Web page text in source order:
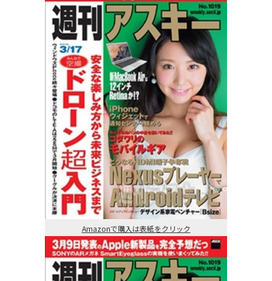
Amazonで購入は表紙をクリック